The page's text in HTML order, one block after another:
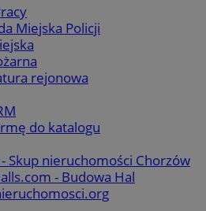
Miejska Policji
rejonowa
do katalogu
Skup nieruchomości Chorzów
- Budowa Hal